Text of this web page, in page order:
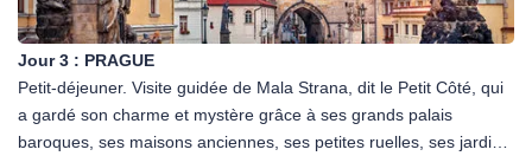
Saint Guy située au Château de Prague, commence sur la Place
de la République (Námestí Republiky) près de la Maison
Municipale, le plus magnifique exemple de l'Art Nouveau. A ses
côtés se dresse la grande Tour Poudrière et par la rue Celtná qui
passe près de la Maison de la Vierge noire cubiste (U Cerné
Matky Boží), vous atteindrez la Place de la Vieille Ville sur laquelle
Jour 3 : PRAGUE
Petit-déjeuner. Visite guidée de Mala Strana, dit le Petit Côté, qui
a gardé son charme et mystère grâce à ses grands palais
baroques, ses maisons anciennes, ses petites ruelles, ses jardins